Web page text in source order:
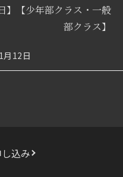
】【少年部クラス・一般
部クラス】
月12日
込み